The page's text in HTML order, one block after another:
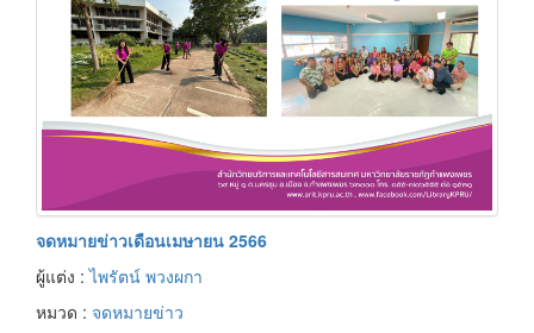
จดหมายข่าวเดือนเมษายน 2566
ผู้แต่ง :ไพรัตน์ พวงผกา
หมวด : จดหมายข่าว